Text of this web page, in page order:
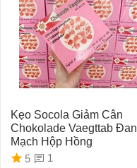
Kẹo Socola Giảm Cân
Chokolade Vaegttab Đan
Mạch Hộp Hồng
5
1